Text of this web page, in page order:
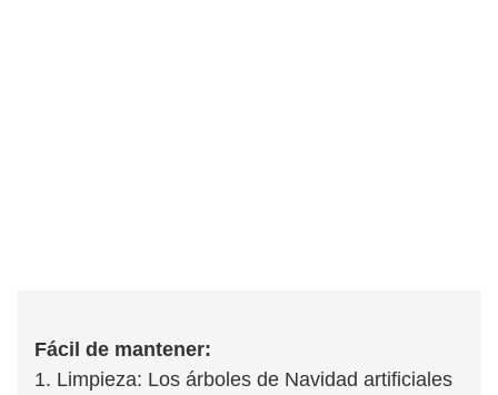
Fácil de mantener:
1. Limpieza: Los árboles de Navidad artificiales